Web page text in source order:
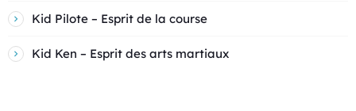
Kid Pilote – Esprit de la course
Kid Ken – Esprit des arts martiaux